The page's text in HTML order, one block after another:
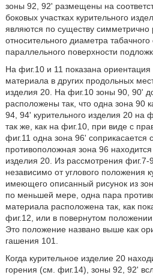
зоны 92, 92' размещены на
боковых участках курительного
являются по существу
относительного диаметра
параллельного поверхности
На фиг.10 и 11 показана ориентация
материала в других продольных
изделия 20. На фиг.10 зоны 90, 90'
расположены так, что одна зона 90
94, 94' курительного изделия 20 на
так же, как на фиг.10, при виде с
фиг.11 одна зона 96' соприкасается
противоположная зона 96
изделия 20. Из рассмотрения фиг.7-
независимо от углового положения
имеющего описанный рисунок из
по меньшей мере, одна пара
материала расположена так, как
фиг.12, или в повернутом
Это положение названо выше как
гашения 101.
Когда курительное изделие 20
горения (см. фиг.14), зоны 92, 92'